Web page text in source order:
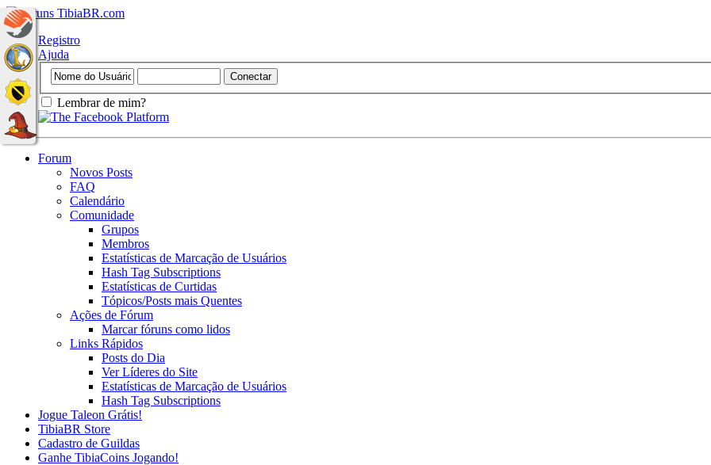
Registro
Ajuda
Lembrar de mim?
Forum
Novos Posts
FAQ
Calendário
Comunidade
Grupos
Membros
Estatísticas de Marcação de Usuários
Hash Tag Subscriptions
Estatísticas de Curtidas
Tópicos/Posts mais Quentes
Ações de Fórum
Marcar fóruns como lidos
Links Rápidos
Posts do Dia
Ver Líderes do Site
Estatísticas de Marcação de Usuários
Hash Tag Subscriptions
Jogue Taleon Grátis!
TibiaBR Store
Cadastro de Guildas
Ganhe TibiaCoins Jogando!